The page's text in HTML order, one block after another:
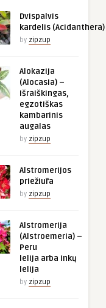
Dvispalvis
kardelis (Acidanthera)
by zipzup
Alokazija
(Alocasia) –
išraiškingas,
egzotiškas
kambarinis
augalas
by zipzup
Alstromerijos
priežiūra
by zipzup
Alstromerija
(Alstroemeria) –
Peru
lelija arba Inkų
lelija
by zipzup